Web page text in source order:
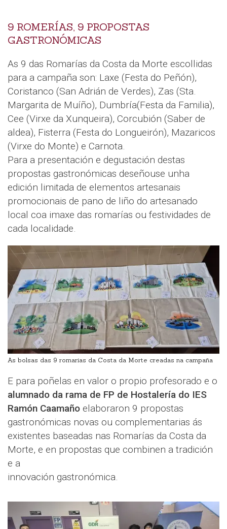
9 ROMERÍAS, 9 PROPOSTAS
GASTRONÓMICAS
As 9 das Romarías da Costa da Morte escollidas
para a campaña son: Laxe (Festa do Peñón),
Coristanco (San Adrián de Verdes), Zas (Sta.
Margarita de Muíño), Dumbría(Festa da Familia),
Cee (Virxe da Xunqueira), Corcubión (Saber de
aldea), Fisterra (Festa do Longueirón), Mazaricos
(Virxe do Monte) e Carnota.
Para a presentación e degustación destas
propostas gastronómicas deseñouse unha
edición limitada de elementos artesanais
promocionais de pano de liño do artesanado
local coa imaxe das romarías ou festividades de
cada localidade.
As bolsas das 9 romarias da Costa da Morte creadas na campaña
E para poñelas en valor o propio profesorado e o
alumnado da rama de FP de Hostalería do IES
Ramón Caamaño elaboraron 9 propostas
gastronómicas novas ou complementarias ás
existentes baseadas nas Romarías da Costa da
Morte, e en propostas que combinen a tradición
e a
innovación gastronómica.